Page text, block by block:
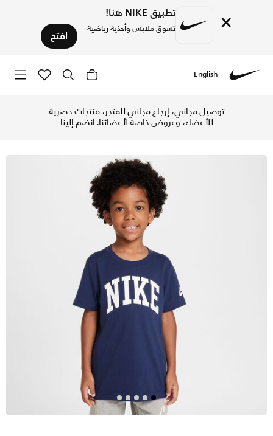
× تطبيق NIKE هنا!
تسوق ملابس وأحذية رياضية افتح
English
توصيل مجاني، إرجاع مجاني للمتجر، منتجات حصرية
للأعضاء، وعروض خاصة لأعضائنا.انضم إلينا